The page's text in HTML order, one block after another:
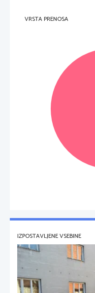
VRSTA PRENOSA
IZPOSTAVLJENE VSEBINE